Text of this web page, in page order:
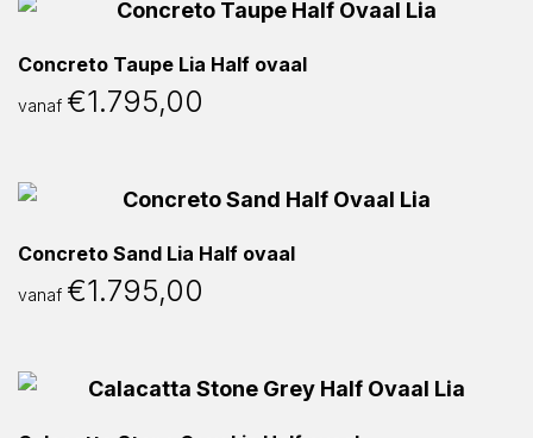
Concreto Taupe Lia Half ovaal
vanaf €1.795,00
Concreto Sand Lia Half ovaal
vanaf €1.795,00